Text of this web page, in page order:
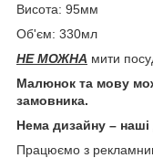
Висота: 95мм
Об'єм: 330мл
НЕ МОЖНА мити
Малюнок та мову
замовника.
Нема дизайну –
Працюємо з